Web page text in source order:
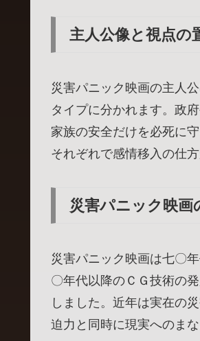
主人公像と視点の
災害パニック映画の主人
タイプに分かれます。政
家族の安全だけを必死に
それぞれで感情移入の仕
災害パニック映画
災害パニック映画は七〇
〇年代以降のＣＧ技術の
しました。近年は実在の
迫力と同時に現実へのま